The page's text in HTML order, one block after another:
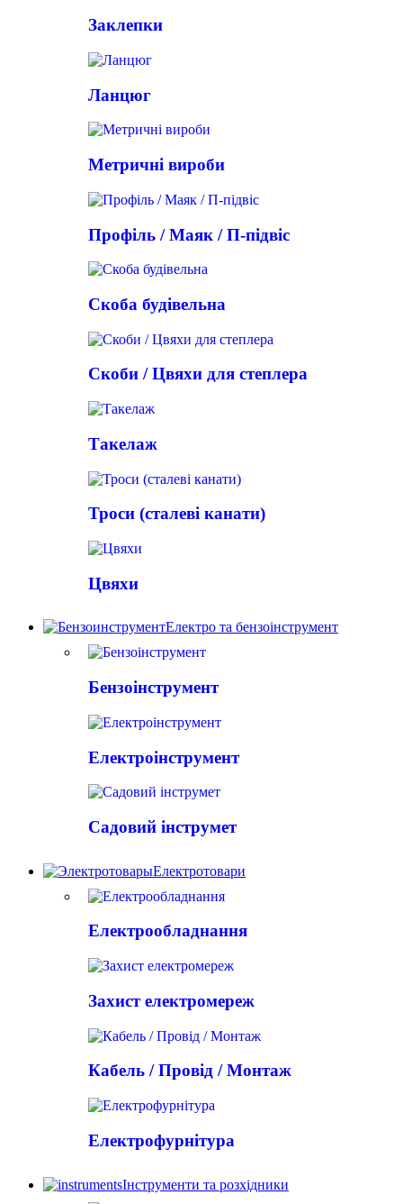
Заклепки
Ланцюг
Метричні вироби
Профіль / Маяк / П-підвіс
Скоба будівельна
Скоби / Цвяхи для степлера
Такелаж
Троси (сталеві канати)
Цвяхи
Електро та бензоінструмент
Бензоінструмент
Електроінструмент
Садовий інструмет
Електротовари
Електрообладнання
Захист електромереж
Кабель / Провід / Монтаж
Електрофурнітура
Інструменти та розхідники